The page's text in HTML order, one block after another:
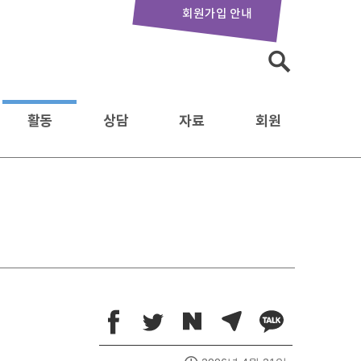
회원가입 안내
활동 상담 자료 회원